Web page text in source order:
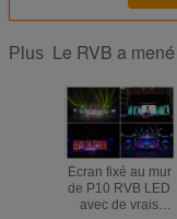
Plus Le RVB a
Écran fixé au mur
de P10 RVB LED
avec de vrais